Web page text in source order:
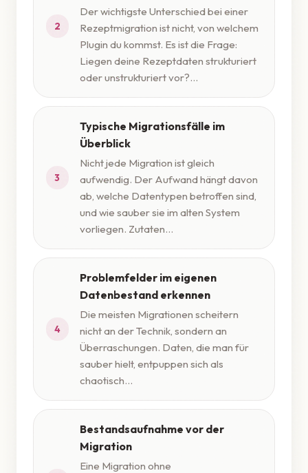
2
Der wichtigste Unterschied bei einer
Rezeptmigration ist nicht, von welchem
Plugin du kommst. Es ist die Frage:
Liegen deine Rezeptdaten strukturiert
oder unstrukturiert vor?...
3
Typische Migrationsfälle im
Überblick
Nicht jede Migration ist gleich
aufwendig. Der Aufwand hängt davon
ab, welche Datentypen betroffen sind,
und wie sauber sie im alten System
vorliegen. Zutaten...
4
Problemfelder im eigenen
Datenbestand erkennen
Die meisten Migrationen scheitern
nicht an der Technik, sondern an
Überraschungen. Daten, die man für
sauber hielt, entpuppen sich als
chaotisch...
Bestandsaufnahme vor der
Migration
Eine Migration ohne